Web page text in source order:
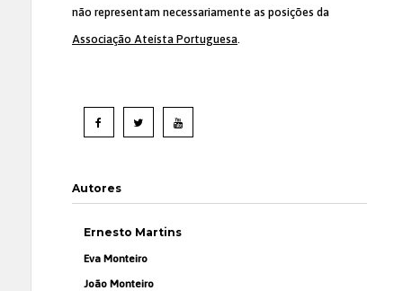
não representam necessariamente as posições da
Associação Ateísta Portuguesa.
Autores
Ernesto Martins
Eva Monteiro
João Monteiro